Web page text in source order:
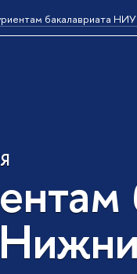
бакалавриата